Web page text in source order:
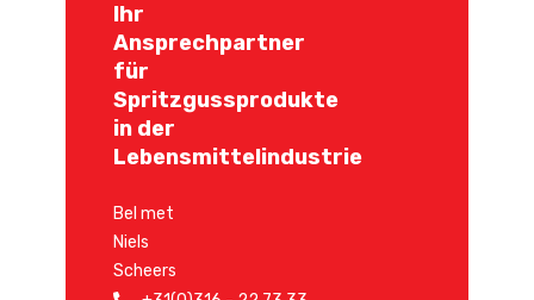
Ihr
Ansprechpartner
für
Spritzgussprodukte
in der
Lebensmittelindustrie
Bel met
Niels
Scheers